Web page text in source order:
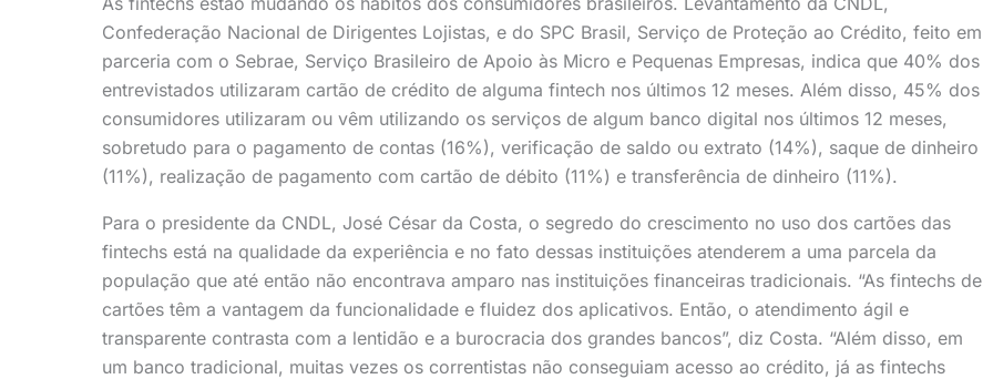
Confederação Nacional de Dirigentes Lojistas, e do SPC Brasil, Serviço de Proteção ao Crédito, feito em
parceria com o Sebrae, Serviço Brasileiro de Apoio às Micro e Pequenas Empresas, indica que 40% dos
entrevistados utilizaram cartão de crédito de alguma fintech nos últimos 12 meses. Além disso, 45% dos
consumidores utilizaram ou vêm utilizando os serviços de algum banco digital nos últimos 12 meses,
sobretudo para o pagamento de contas (16%), verificação de saldo ou extrato (14%), saque de dinheiro
(11%), realização de pagamento com cartão de débito (11%) e transferência de dinheiro (11%).
Para o presidente da CNDL, José César da Costa, o segredo do crescimento no uso dos cartões das
fintechs está na qualidade da experiência e no fato dessas instituições atenderem a uma parcela da
população que até então não encontrava amparo nas instituições financeiras tradicionais. “As fintechs de
cartões têm a vantagem da funcionalidade e fluidez dos aplicativos. Então, o atendimento ágil e
transparente contrasta com a lentidão e a burocracia dos grandes bancos”, diz Costa. “Além disso, em
um banco tradicional, muitas vezes os correntistas não conseguiam acesso ao crédito, já as fintechs